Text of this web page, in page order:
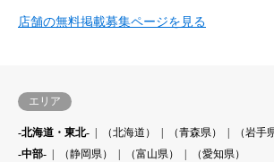
店舗の無料掲載募集ページを見る
エリア
-北海道・東北- （北海道） （青森県）
（岩手
-中部-
（静岡県） （富山県）
（愛知県）